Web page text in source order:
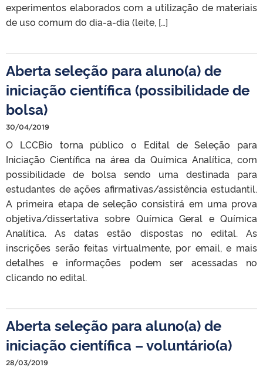
experimentos elaborados com a utilização de materiais
de uso comum do dia-a-dia (leite, […]
Aberta seleção para aluno(a) de
iniciação científica (possibilidade de
bolsa)
30/04/2019
O LCCBio torna público o Edital de Seleção para
Iniciação Científica na área da Química Analítica, com
possibilidade de bolsa sendo uma destinada para
estudantes de ações afirmativas/assistência estudantil.
A primeira etapa de seleção consistirá em uma prova
objetiva/dissertativa sobre Química Geral e Química
Analítica. As datas estão dispostas no edital. As
inscrições serão feitas virtualmente, por email, e mais
detalhes e informações podem ser acessadas no
clicando no edital.
Aberta seleção para aluno(a) de
iniciação científica – voluntário(a)
28/03/2019